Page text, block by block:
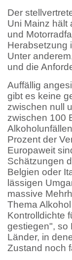
Der
Uni Mainz hält
und
Herabsetzung
Unter
und die
Auffällig
gibt es keine
zwischen null
zwischen 100
Prozent der
Europaweit
Schätzungen
Belgien oder
lässigen
massive
Thema
Kontrolldichte
gestiegen", so
Länder, in
Zustand noch